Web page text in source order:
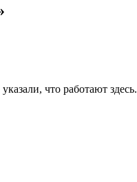
что работают здесь.